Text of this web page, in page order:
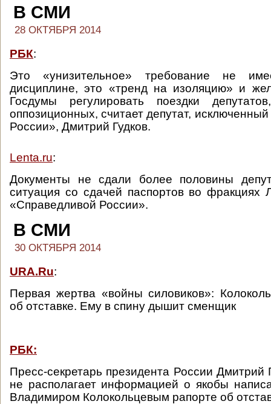
В СМИ
28 ОКТЯБРЯ 2014
РБК:
Это «унизительное» требование не
дисциплине, это «тренд на изоляцию» и
Госдумы регулировать поездки
оппозиционных, считает депутат,
России», Дмитрий Гудков.
Lenta.ru:
Документы не сдали более половины
ситуация со сдачей паспортов во
«Справедливой России».
В СМИ
30 ОКТЯБРЯ 2014
URA.Ru:
Первая жертва «войны силовиков»:
об отставке. Ему в спину дышит сменщик
РБК:
Пресс-секретарь президента России Дмитрий
не располагает информацией о якобы
Владимиром Колокольцевым рапорте об